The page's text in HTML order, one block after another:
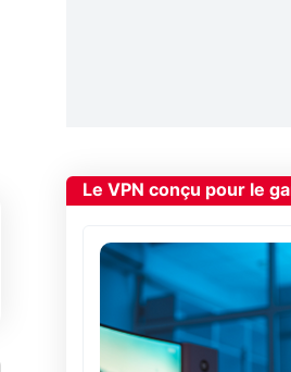
Le VPN conçu pour le